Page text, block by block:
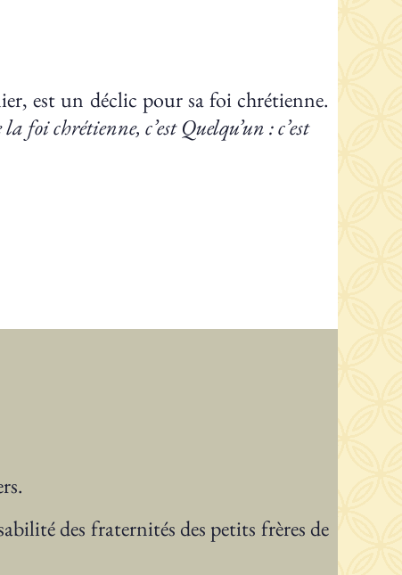
est un déclic pour sa foi chrétienne.
foi chrétienne, c’est Quelqu’un : c’est
des fraternités des petits frères de